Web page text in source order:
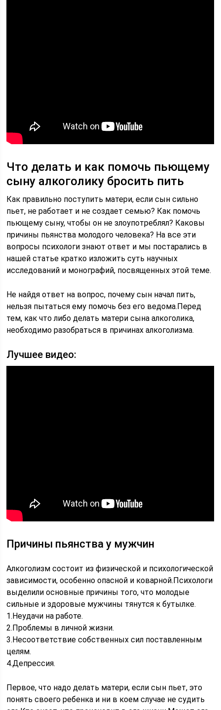
Что делать и как помочь пьющему
сыну алкоголику бросить пить
Как правильно поступить матери, если сын сильно
пьет, не работает и не создает семью? Как помочь
пьющему сыну, чтобы он не злоупотреблял? Каковы
причины пьянства молодого человека? На все эти
вопросы психологи знают ответ и мы постарались в
нашей статье кратко изложить суть научных
исследований и монографий, посвященных этой теме.
Не найдя ответ на вопрос, почему сын начал пить,
нельзя пытаться ему помочь без его ведома.Перед
тем, как что либо делать матери сына алкоголика,
необходимо разобраться в причинах алкоголизма.
Лучшее видео:
Причины пьянства у мужчин
Алкоголизм состоит из физической и психологической
зависимости, особенно опасной и коварной.Психологи
выделили основные причины того, что молодые
сильные и здоровые мужчины тянутся к бутылке.
1.Неудачи на работе.
2.Проблемы в личной жизни.
3.Несоответствие собственных сил поставленным
целям.
4.Депрессия.
Первое, что надо делать матери, если сын пьет, это
понять своего ребенка и ни в коем случае не судить